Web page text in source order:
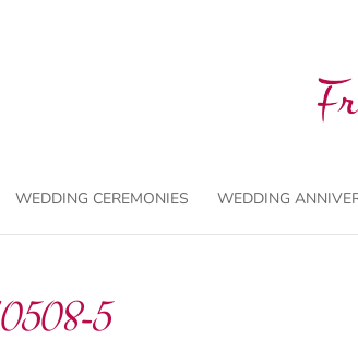
WEDDING CEREMONIES WEDDING
5